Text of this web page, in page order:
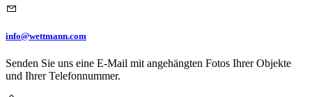
info@wettmann.com
Senden Sie uns eine E-Mail mit angehängten Fotos Ihrer Objekte
und Ihrer Telefonnummer.